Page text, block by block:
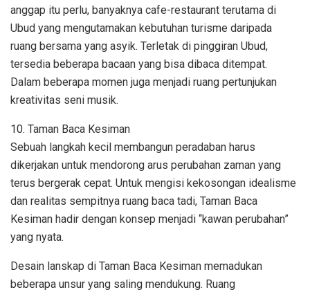
anggap itu perlu, banyaknya cafe-restaurant terutama di
Ubud yang mengutamakan kebutuhan turisme daripada
ruang bersama yang asyik. Terletak di pinggiran Ubud,
tersedia beberapa bacaan yang bisa dibaca ditempat.
Dalam beberapa momen juga menjadi ruang pertunjukan
kreativitas seni musik.
10. Taman Baca Kesiman
Sebuah langkah kecil membangun peradaban harus
dikerjakan untuk mendorong arus perubahan zaman yang
terus bergerak cepat. Untuk mengisi kekosongan idealisme
dan realitas sempitnya ruang baca tadi, Taman Baca
Kesiman hadir dengan konsep menjadi “kawan perubahan”
yang nyata.
Desain lanskap di Taman Baca Kesiman memadukan
beberapa unsur yang saling mendukung. Ruang